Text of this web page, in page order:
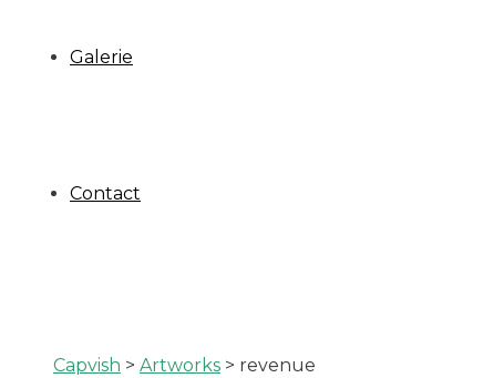
Galerie
Contact
Capvish > Artworks > revenue